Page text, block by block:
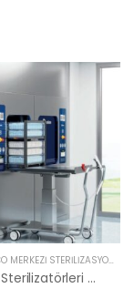
MIELE STEELCO MERKEZI STERILIZASYON CIHAZLARI
Buhar Sterilizatörleri (OTOKLAV)